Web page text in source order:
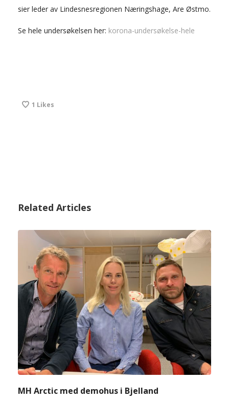
sier leder av Lindesnesregionen Næringshage, Are Østmo.
Se hele undersøkelsen her: korona-undersøkelse-hele
1 Likes
Related Articles
MH Arctic med demohus i Bjelland